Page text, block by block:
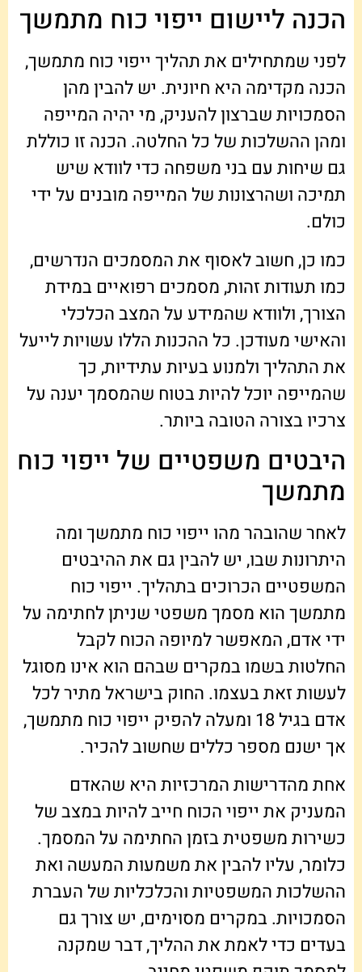
הכנה ליישום ייפוי כוח מתמשך
לפני שמתחילים את תהליך ייפוי כוח מתמשך,
הכנה מקדימה היא חיונית. יש להבין מהן
הסמכויות שברצון להעניק, מי יהיה המייפה
ומהן ההשלכות של כל החלטה. הכנה זו כוללת
גם שיחות עם בני משפחה כדי לוודא שיש
תמיכה ושהרצונות של המייפה מובנים על ידי
כולם.
כמו כן, חשוב לאסוף את המסמכים הנדרשים,
כמו תעודות זהות, מסמכים רפואיים במידת
הצורך, ולוודא שהמידע על המצב הכלכלי
והאישי מעודכן. כל ההכנות הללו עשויות לייעל
את התהליך ולמנוע בעיות עתידיות, כך
שהמייפה יוכל להיות בטוח שהמסמך יענה על
צרכיו בצורה הטובה ביותר.
היבטים משפטיים של ייפוי כוח
מתמשך
לאחר שהובהר מהו ייפוי כוח מתמשך ומה
היתרונות שבו, יש להבין גם את ההיבטים
המשפטיים הכרוכים בתהליך. ייפוי כוח
מתמשך הוא מסמך משפטי שניתן לחתימה על
ידי אדם, המאפשר למיופה הכוח לקבל
החלטות בשמו במקרים שבהם הוא אינו מסוגל
לעשות זאת בעצמו. החוק בישראל מתיר לכל
אדם בגיל 18 ומעלה להפיק ייפוי כוח מתמשך,
אך ישנם מספר כללים שחשוב להכיר.
אחת מהדרישות המרכזיות היא שהאדם
המעניק את ייפוי הכוח חייב להיות במצב של
כשירות משפטית בזמן החתימה על המסמך.
כלומר, עליו להבין את משמעות המעשה ואת
ההשלכות המשפטיות והכלכליות של העברת
הסמכויות. במקרים מסוימים, יש צורך גם
בעדים כדי לאמת את ההליך, דבר שמקנה